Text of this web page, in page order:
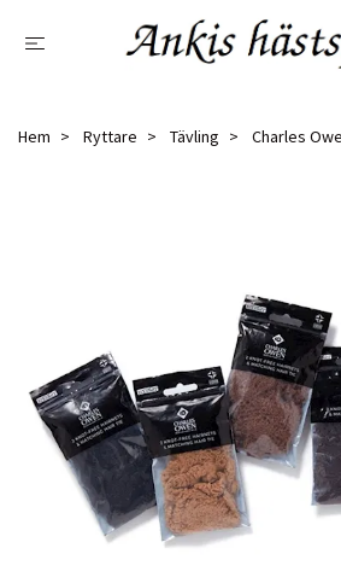
Hem Ryttare Tävling Charles